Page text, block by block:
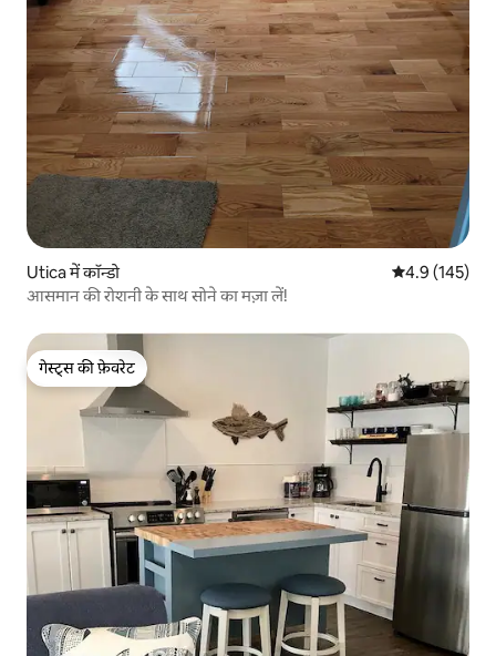
Utica में कॉन्डो औसत रेटिंग 5 में
4.9 (145)
आसमान की रोशनी के साथ सोने का मज़ा लें!
गेस्ट्स की फ़ेवरेट
गेस्ट्स की फ़ेवरेट